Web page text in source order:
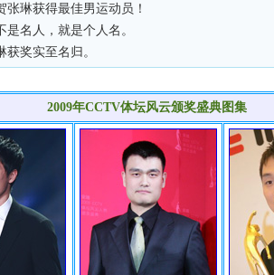
张琳获得最佳男运动员！
是名人，就是个人名。
获奖实至名归。